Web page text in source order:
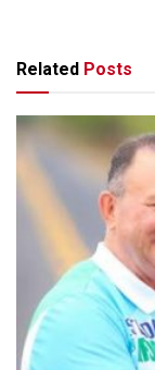
Related Posts